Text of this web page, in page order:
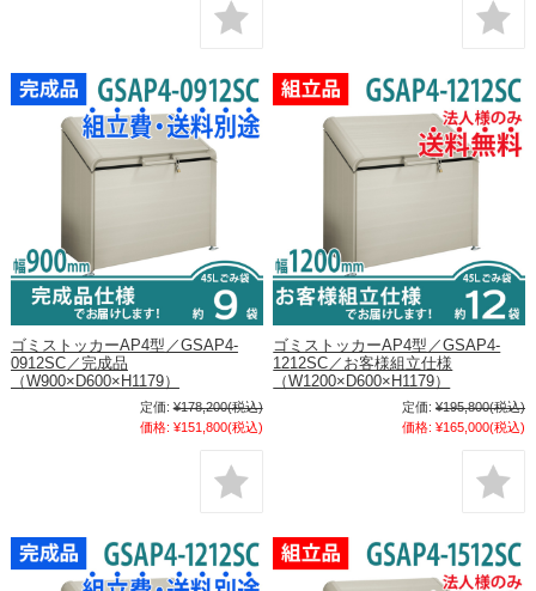
ゴミストッカーAP4型／GSAP4-
0912SC／完成品
（W900×D600×H1179）
定価: ¥178,200(税込)
価格: ¥151,800(税込)
ゴミストッカーAP4型／GSAP4-
1212SC／お客様組立仕様
（W1200×D600×H1179）
定価: ¥195,800(税込)
価格: ¥165,000(税込)